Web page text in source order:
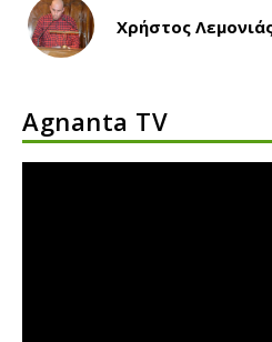
Χρήστος
Agnanta TV